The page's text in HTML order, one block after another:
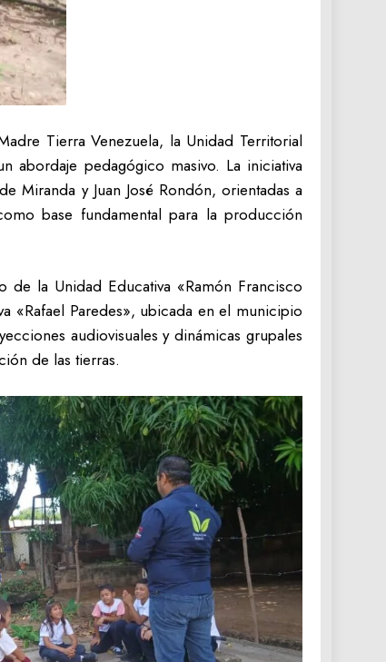
Tierra Venezuela, la Unidad Territorial
abordaje pedagógico masivo. La iniciativa
Miranda y Juan José Rondón, orientadas a
base fundamental para la producción
la Unidad Educativa «Ramón Francisco
«Rafael Paredes», ubicada en el municipio
audiovisuales y dinámicas grupales
de las tierras.